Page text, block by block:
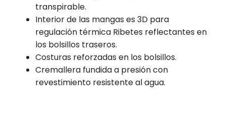
transpirable.
Interior de las mangas es 3D para
regulación térmica Ribetes reflectantes en
los bolsillos traseros.
Costuras reforzadas en los bolsillos.
Cremallera fundida a presión con
revestimiento resistente al agua.